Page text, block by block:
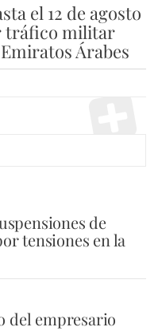
el 12 de agosto
tráfico militar
Árabes
de
tensiones en la
del empresario